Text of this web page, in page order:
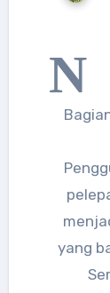
N
yang